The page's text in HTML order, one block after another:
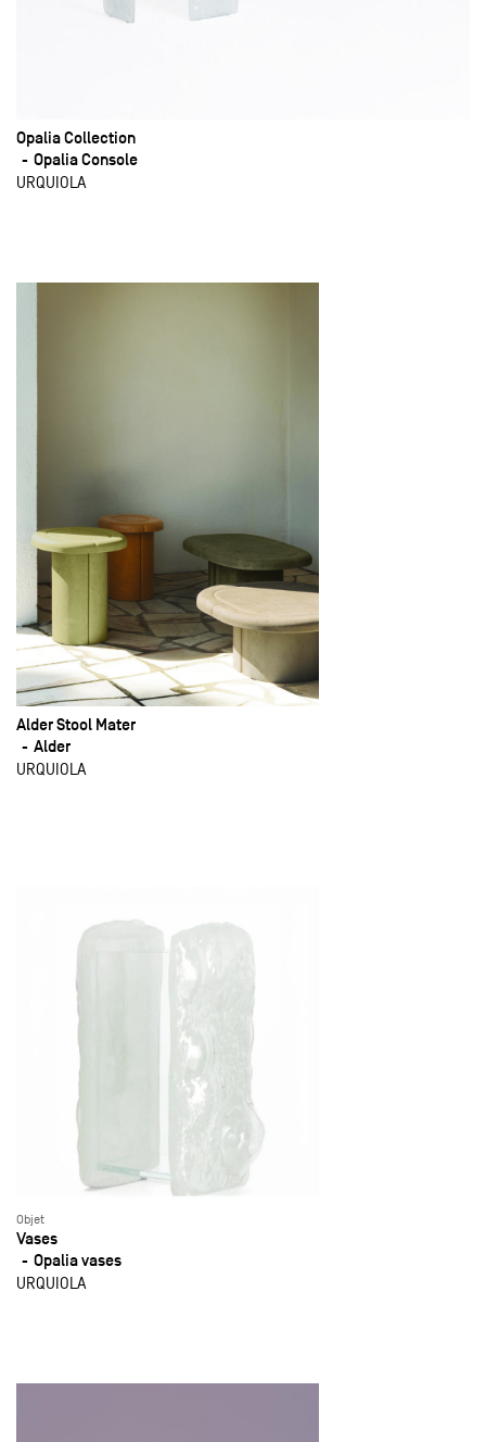
Opalia Collection
Opalia Console
URQUIOLA
Alder Stool Mater
Alder
URQUIOLA
Objet
Vases
Opalia vases
URQUIOLA